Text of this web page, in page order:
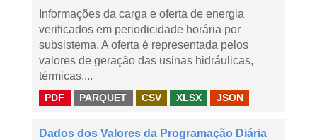
Informações da carga e oferta de energia
verificados em periodicidade horária por
subsistema. A oferta é representada pelos
valores de geração das usinas hidráulicas,
térmicas,...
PDF PARQUET CSV XLSX JSON
Dados dos Valores da Programação Diária